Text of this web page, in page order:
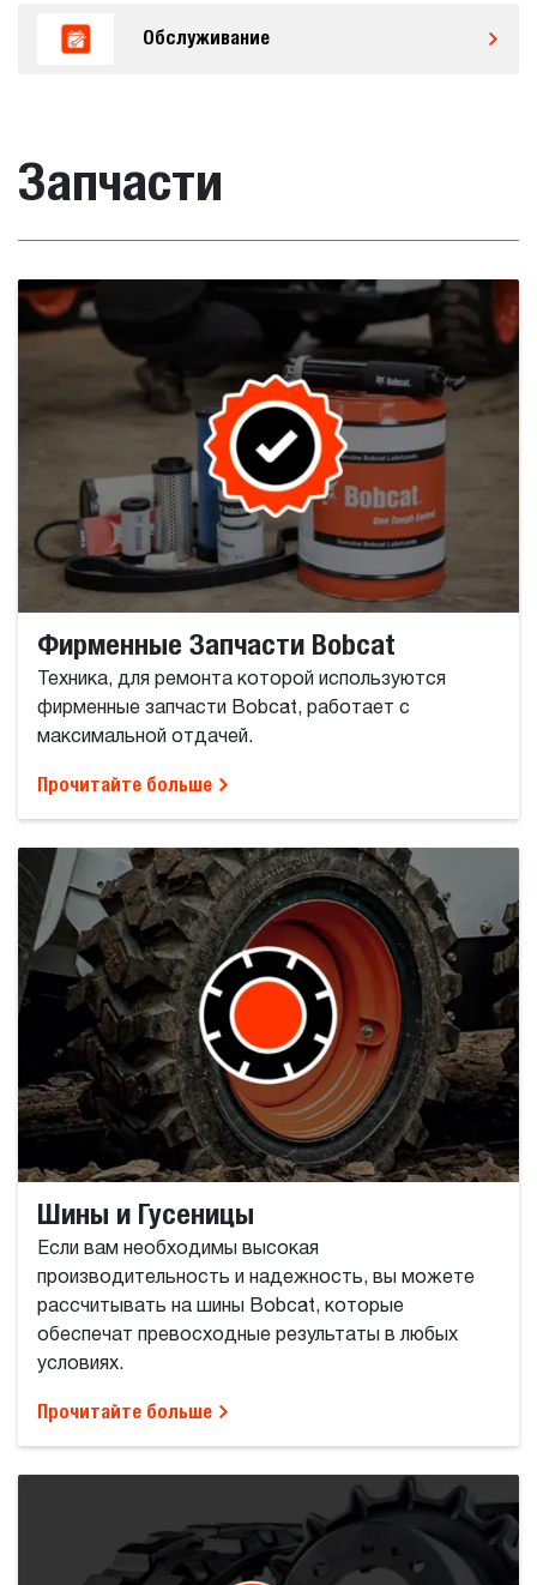
Обслуживание
Запчасти
Фирменные Запчасти Bobcat
Техника, для ремонта которой используются
фирменные запчасти Bobcat, работает с
максимальной отдачей.
Прочитайте больше
Шины и Гусеницы
Если вам необходимы высокая
производительность и надежность, вы можете
рассчитывать на шины Bobcat, которые
обеспечат превосходные результаты в любых
условиях.
Прочитайте больше